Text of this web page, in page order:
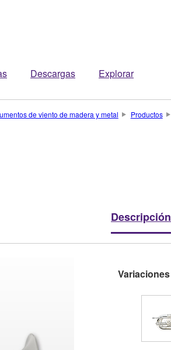
Descargas Explorar
de viento de madera y metal Productos
Descripción
Variaciones